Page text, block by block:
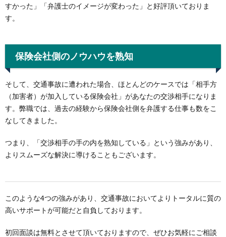
すかった」「弁護士のイメージが変わった」と好評頂いておりま
す。
保険会社側のノウハウを熟知
そして、交通事故に遭われた場合、ほとんどのケースでは「相手方
（加害者）が加入している保険会社」があなたの交渉相手になりま
す。弊職では、過去の経験から保険会社側を弁護する仕事も数をこ
なしてきました。
つまり、「交渉相手の手の内を熟知している」という強みがあり、
よりスムーズな解決に導けることもございます。
このような4つの強みがあり、交通事故においてよりトータルに質の
高いサポートが可能だと自負しております。
初回面談は無料とさせて頂いておりますので、ぜひお気軽にご相談